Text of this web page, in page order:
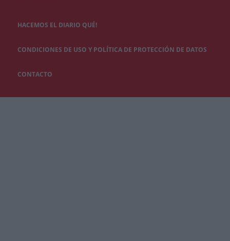
HACEMOS EL DIARIO QUÉ!
CONDICIONES DE USO Y POLÍTICA DE PROTECCIÓN DE DATOS
CONTACTO